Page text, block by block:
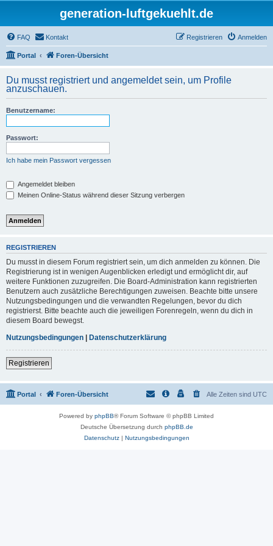
generation-luftgekuehlt.de
FAQ Kontakt Anmelden
Registrieren
Portal Foren-Übersicht
Du musst registriert und angemeldet sein, um Profile
anzuschauen.
Benutzername:
Passwort:
Ich habe mein Passwort vergessen
Angemeldet bleiben
Meinen Online-Status während dieser Sitzung verbergen
REGISTRIEREN
Du musst in diesem Forum registriert sein, um dich anmelden zu können. Die
Registrierung ist in wenigen Augenblicken erledigt und ermöglicht dir, auf
weitere Funktionen zuzugreifen. Die Board-Administration kann registrierten
Benutzern auch zusätzliche Berechtigungen zuweisen. Beachte bitte unsere
Nutzungsbedingungen und die verwandten Regelungen, bevor du dich
registrierst. Bitte beachte auch die jeweiligen Forenregeln, wenn du dich in
diesem Board bewegst.
Nutzungsbedingungen | Datenschutzerklärung
Registrieren
Portal Foren-Übersicht Alle Zeiten sind UTC
Powered by phpBB® Forum Software © phpBB Limited
Deutsche Übersetzung durch phpBB.de
Datenschutz| Nutzungsbedingungen